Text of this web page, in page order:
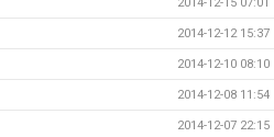
2014-12-12 15:37
2014-12-10 08:10
2014-12-08 11:54
2014-12-07 22:15